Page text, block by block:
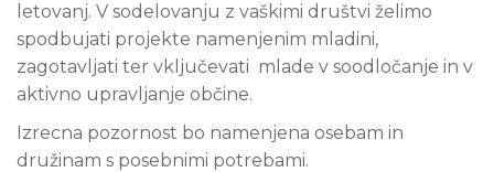
letovanj. V sodelovanju z vaškimi društvi želimo
spodbujati projekte namenjenim mladini,
zagotavljati ter vključevati mlade v soodločanje in v
aktivno upravljanje občine.
Izrecna pozornost bo namenjena osebam in
družinam s posebnimi potrebami.